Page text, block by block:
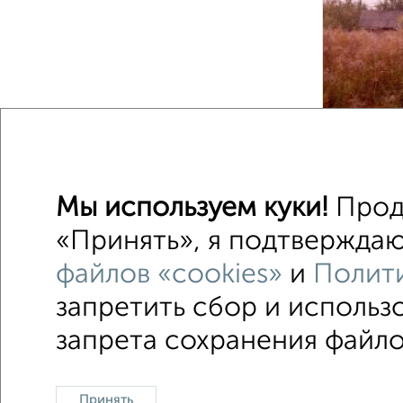
1 / 1
Контакты Политика конфиденциальности
Мы используем куки!
«Принять», я
файлов «cookies» и
запретить сбор и
запрета сохранения
Принять